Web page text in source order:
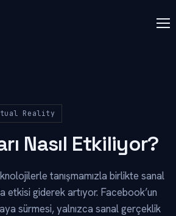
Reality
Nasıl Etkiliyor?
tanışmamızla birlikte sanal
etkisi giderek artıyor. Facebook’un
sürmesi, yalnızca sanal gerçeklik